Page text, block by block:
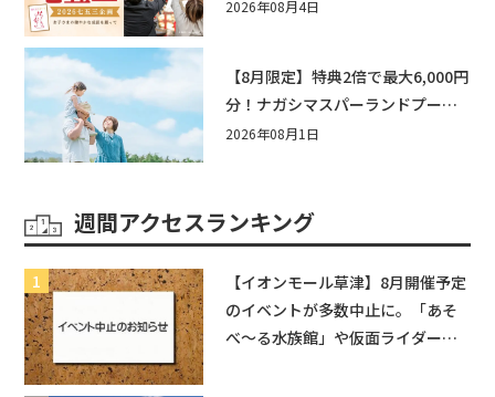
い企画をご紹介！
2026年08月4日
【8月限定】特典2倍で最大6,000円
分！ナガシマスパーランドプール
券や人気パスタ券も当たる☆夏休
2026年08月1日
週間アクセスランキング
【イオンモール草津】8月開催予定
のイベントが多数中止に。「あそ
べ〜る水族館」や仮面ライダーシ